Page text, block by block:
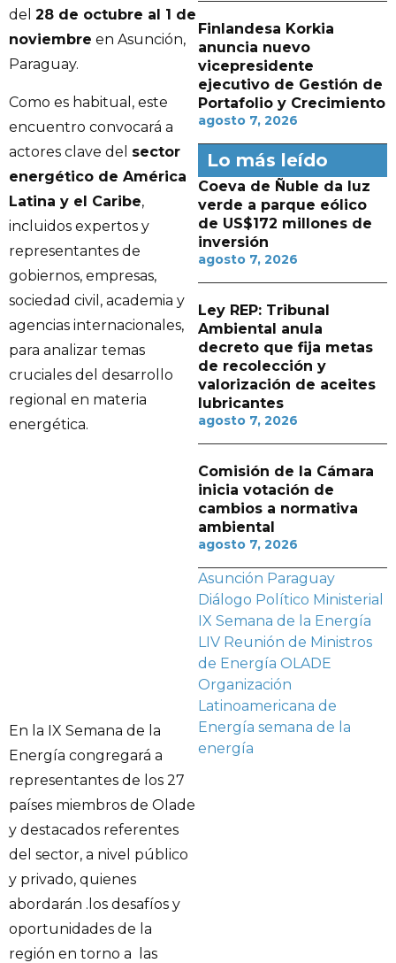
del 28 de octubre al 1 de
noviembre en Asunción,
Paraguay.
Como es habitual, este
encuentro convocará a
actores clave del sector
energético de América
Latina y el Caribe,
incluidos expertos y
representantes de
gobiernos, empresas,
sociedad civil, academia y
agencias internacionales,
para analizar temas
cruciales del desarrollo
regional en materia
energética.
En la IX Semana de la
Energía congregará a
representantes de los 27
países miembros de Olade
y destacados referentes
del sector, a nivel público
y privado, quienes
abordarán .los desafíos y
oportunidades de la
región en torno a las
Finlandesa Korkia
anuncia nuevo
vicepresidente
ejecutivo de Gestión de
Portafolio y Crecimiento
agosto 7, 2026
Lo más leído
Coeva de Ñuble da luz
verde a parque eólico
de US$172 millones de
inversión
agosto 7, 2026
Ley REP: Tribunal
Ambiental anula
decreto que fija metas
de recolección y
valorización de aceites
lubricantes
agosto 7, 2026
Comisión de la Cámara
inicia votación de
cambios a normativa
ambiental
agosto 7, 2026
Asunción Paraguay
Diálogo Político Ministerial
IX Semana de la Energía
LIV Reunión de Ministros
de Energía OLADE
Organización
Latinoamericana de
Energía semana de la
energía